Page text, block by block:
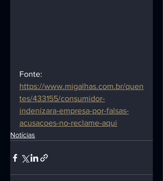
Fonte:
https://www.migalhas.com.br/quen
tes/433155/consumidor-
indenizara-empresa-por-falsas-
acusacoes-no-reclame-aqui
Notícias